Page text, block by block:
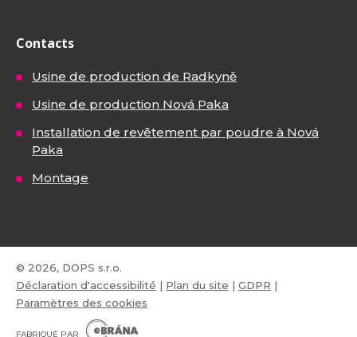
Contacts
Usine de production de Radkyně
Usine de production Nová Paka
Installation de revêtement par poudre à Nová
Paka
Montage
© 2026, DOPS s.r.o.
Déclaration d'accessibilité | Plan du site | GDPR |
Paramètres des cookies
FABRIQUÉ PAR
B